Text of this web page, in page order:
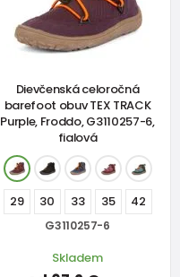
Dievčenská celoročná
barefoot obuv TEX TRACK
Purple, Froddo, G3110257-6,
fialová
29 30 33 35 42
G3110257-6
Skladem